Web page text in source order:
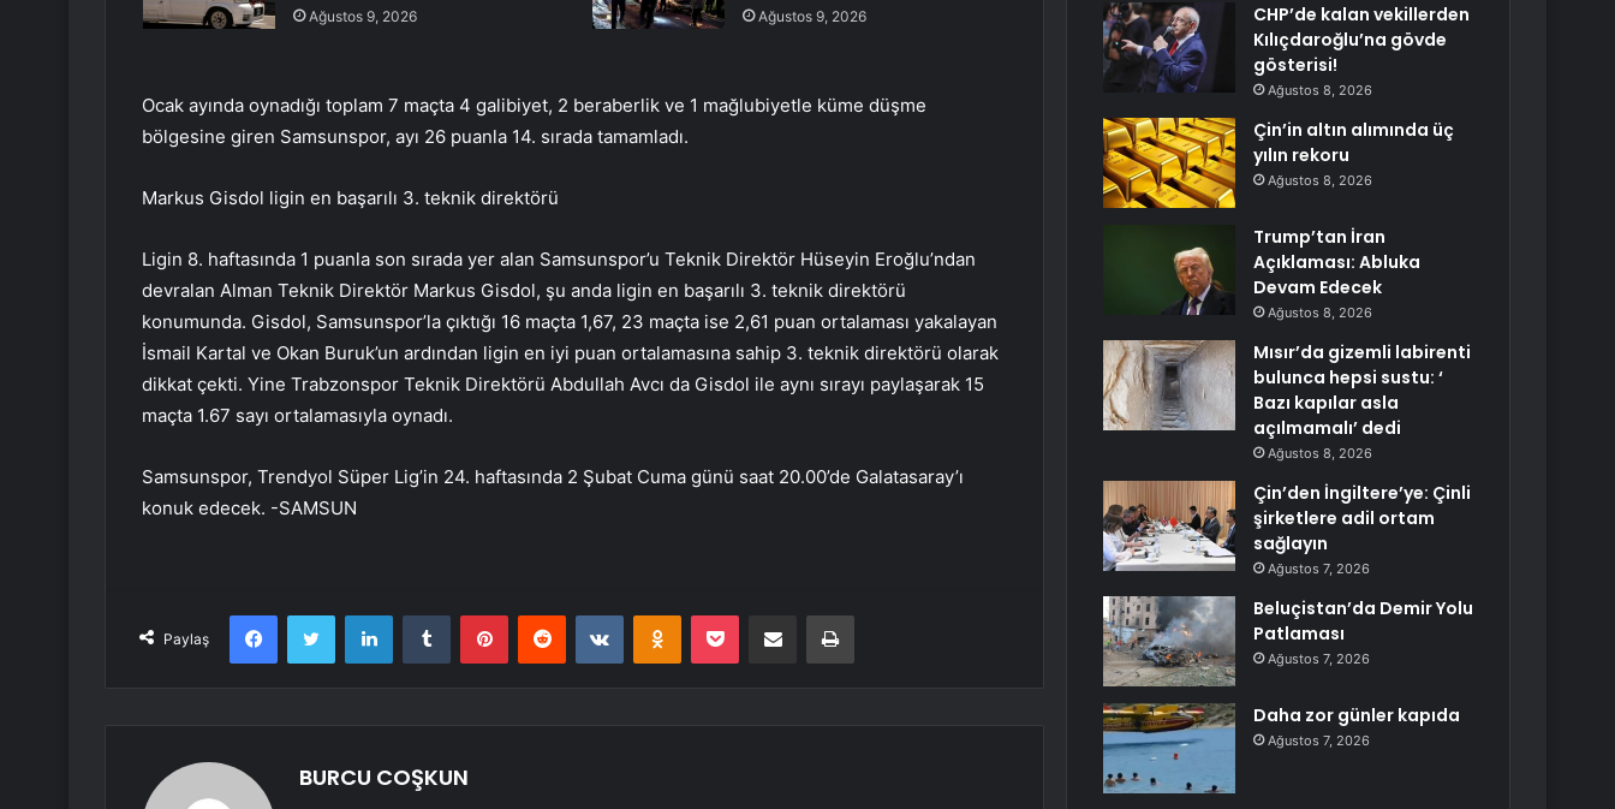
Ağustos 9, 2026 Ağustos 9, 2026
Ocak ayında oynadığı toplam 7 maçta 4 galibiyet, 2 beraberlik ve 1 mağlubiyetle küme düşme
bölgesine giren Samsunspor, ayı 26 puanla 14. sırada tamamladı.
Markus Gisdol ligin en başarılı 3. teknik direktörü
Ligin 8. haftasında 1 puanla son sırada yer alan Samsunspor’u Teknik Direktör Hüseyin Eroğlu’ndan
devralan Alman Teknik Direktör Markus Gisdol, şu anda ligin en başarılı 3. teknik direktörü
konumunda. Gisdol, Samsunspor’la çıktığı 16 maçta 1,67, 23 maçta ise 2,61 puan ortalaması yakalayan
İsmail Kartal ve Okan Buruk’un ardından ligin en iyi puan ortalamasına sahip 3. teknik direktörü olarak
dikkat çekti. Yine Trabzonspor Teknik Direktörü Abdullah Avcı da Gisdol ile aynı sırayı paylaşarak 15
maçta 1.67 sayı ortalamasıyla oynadı.
Samsunspor, Trendyol Süper Lig’in 24. haftasında 2 Şubat Cuma günü saat 20.00’de Galatasaray’ı
konuk edecek. -SAMSUN
Paylaş
FacebookTwitter LinkedInTumblr PinterestReddit VKontakteOdnoklassniki
Pocket E-Posta ile paylaş Yazdır
BURCU COŞKUN
CHP’de kalan vekillerden
Kılıçdaroğlu’na gövde
gösterisi!
Ağustos 8, 2026
Çin’in altın alımında üç
yılın rekoru
Ağustos 8, 2026
Trump’tan İran
Açıklaması: Abluka
Devam Edecek
Ağustos 8, 2026
Mısır’da gizemli labirenti
bulunca hepsi sustu: ‘
Bazı kapılar asla
açılmamalı’ dedi
Ağustos 8, 2026
Çin’den İngiltere’ye: Çinli
şirketlere adil ortam
sağlayın
Ağustos 7, 2026
Beluçistan’da Demir Yolu
Patlaması
Ağustos 7, 2026
Daha zor günler kapıda
Ağustos 7, 2026